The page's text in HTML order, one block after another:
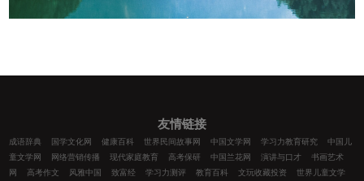
友情链接
成语辞典 国学文化网 健康百科 世界民间故事网 中国文学网 学习力教育研究
中国儿
童文学网
网络营销传播 现代家庭教育 高考保研 中国兰花网 演讲与口才
书画艺术
网
高考作文 风雅中国 致富经 学习力测评 教育百科 文玩收藏投资
世界儿童文学